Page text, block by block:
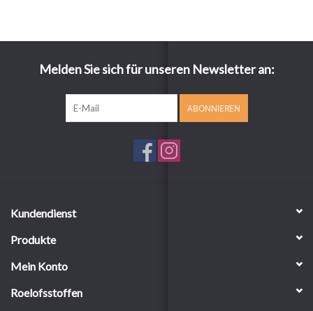
Melden Sie sich für unseren Newsletter an:
ABONNIEREN
Kundendienst
Produkte
Mein Konto
Roelofsstoffen